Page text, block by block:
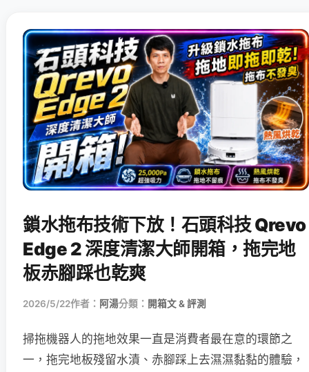
鎖水拖布技術下放！石頭科技 Qrevo
Edge 2 深度清潔大師開箱，拖完地
板赤腳踩也乾爽
2026/5/22作者： 阿湯分類： 開箱文 & 評測
掃拖機器人的拖地效果一直是消費者最在意的環節之
一，拖完地板殘留水漬、赤腳踩上去濕濕黏黏的體驗，